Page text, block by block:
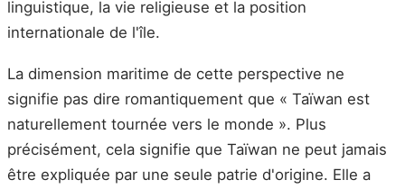
linguistique, la vie religieuse et la position
internationale de l'île.
La dimension maritime de cette perspective ne
signifie pas dire romantiquement que « Taïwan est
naturellement tournée vers le monde ». Plus
précisément, cela signifie que Taïwan ne peut jamais
être expliquée par une seule patrie d'origine. Elle a